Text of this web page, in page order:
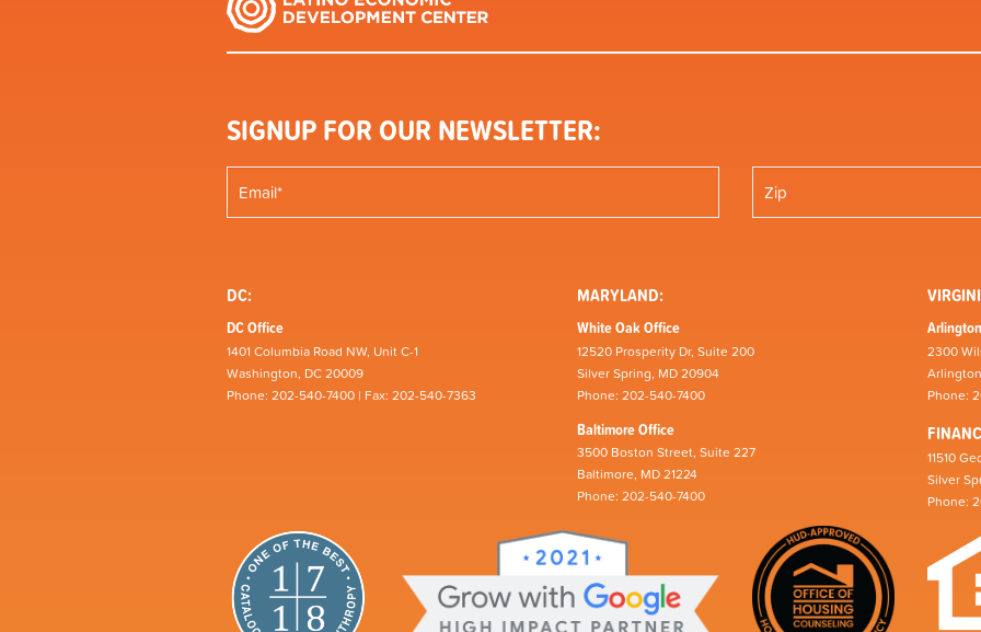
SIGNUP FOR OUR NEWSLETTER:
DC:
DC Office
1401 Columbia Road NW, Unit C-1
Washington, DC 20009
Phone: 202-540-7400 | Fax: 202-540-7363
MARYLAND:
White Oak Office
12520 Prosperity Dr, Suite 200
Silver Spring, MD 20904
Phone: 202-540-7400
Baltimore Office
3500 Boston Street, Suite 227
Baltimore, MD 21224
Phone: 202-540-7400
2300
Phone:
11510
Silver
Phone: